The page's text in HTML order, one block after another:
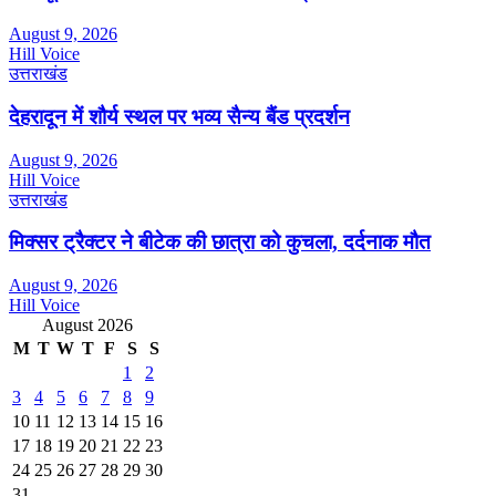
August 9, 2026
Hill Voice
उत्तराखंड
देहरादून में शौर्य स्थल पर भव्य सैन्य बैंड प्रदर्शन
August 9, 2026
Hill Voice
उत्तराखंड
मिक्सर ट्रैक्टर ने बीटेक की छात्रा को कुचला, दर्दनाक मौत
August 9, 2026
Hill Voice
August 2026
M T W T F S
S
1
2
3
4 5 6 7 8
9
10 11 12 13 14 15 16
17 18 19 20 21 22 23
24 25 26 27 28 29 30